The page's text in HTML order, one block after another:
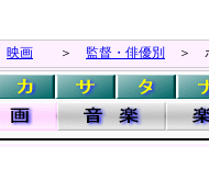
映画 ＞ 監督・俳優別 ＞ ポ